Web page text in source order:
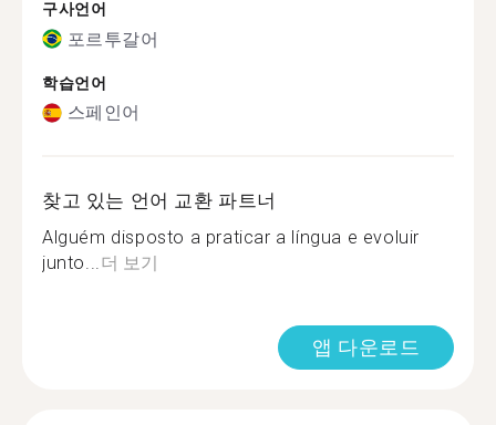
구사언어
포르투갈어
학습언어
스페인어
찾고 있는 언어 교환 파트너
Alguém disposto a praticar a língua e evoluir
junto...더 보기
앱 다운로드